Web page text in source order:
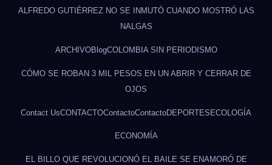
ALFREDO GUTIÉRREZ NO SE INMUTÓ CUANDO MOSTRÓ LAS
NALGAS
ARCHIVOBlogCOLOMBIA SIN PERIODISMO
CÓMO SE ROBAN 3 MIL PESOS EN UN ABRIR Y CERRAR DE
OJOS
Contact UsCONTACTOContactoContactoDEPORTESECOLOGÍA
ECONOMÍA
EL BILLO QUE REVOLUCIONÓ EL BAILE SE ENAMORÓ DE